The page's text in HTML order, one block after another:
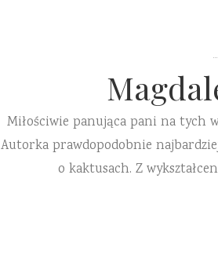
Miłościwie panująca pani na tych
Autorka prawdopodobnie
o kaktusach. Z